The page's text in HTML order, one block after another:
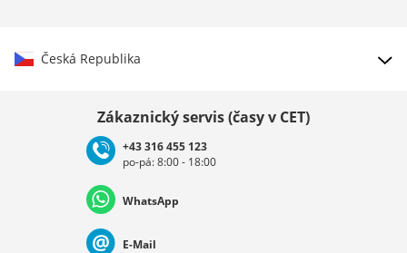
Česká Republika
Deutschland Österreich
Zákaznický servis (časy v CET)
+43 316 455 123
po-pá: 8:00 - 18:00
WhatsApp
E-Mail